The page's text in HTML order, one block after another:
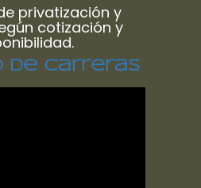
privatización y
cotización y
de carreras